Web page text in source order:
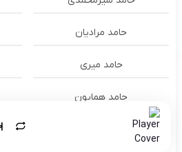
حامد مرادیان
حامد میری
حامد همایون